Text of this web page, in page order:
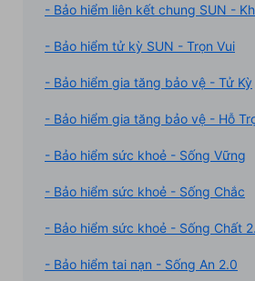
- Bảo hiểm liên kết chung SUN -
- Bảo hiểm tử kỳ SUN - Trọn Vui
- Bảo hiểm gia tăng bảo vệ - Tử Kỳ
- Bảo hiểm gia tăng bảo vệ - Hỗ
- Bảo hiểm sức khoẻ - Sống Vững
- Bảo hiểm sức khoẻ - Sống Chắc
- Bảo hiểm sức khoẻ - Sống Chất
- Bảo hiểm tai nạn - Sống An 2.0